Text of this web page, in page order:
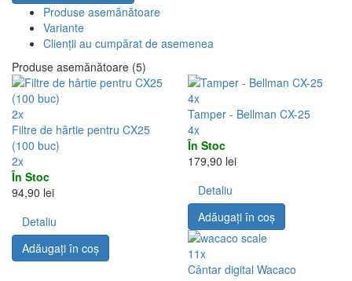
Produse asemănătoare
Variante
Clienții au cumpărat de asemenea
Produse asemănătoare (5)
2x
Filtre de hârtie pentru CX25
(100 buc)
2x
În Stoc
94,90 lei
Detaliu
Adăugați în coş
4x
Tamper - Bellman CX-25
4x
În Stoc
179,90 lei
Detaliu
Adăugați în coş
11x
Cântar digital Wacaco